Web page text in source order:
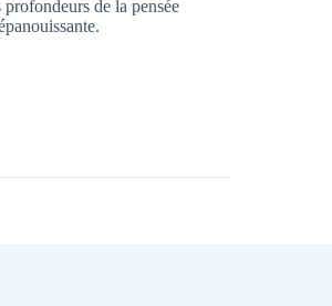
de la pensée